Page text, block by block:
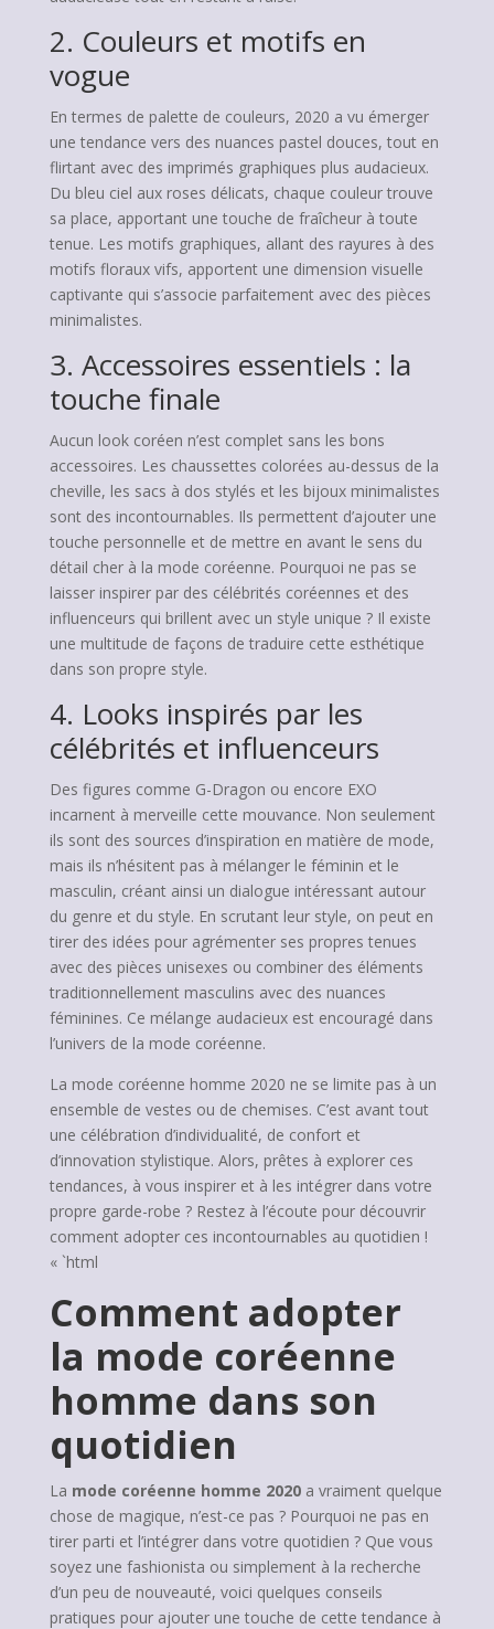
2. Couleurs et motifs en
vogue
En termes de palette de couleurs, 2020 a vu émerger
une tendance vers des nuances pastel douces, tout en
flirtant avec des imprimés graphiques plus audacieux.
Du bleu ciel aux roses délicats, chaque couleur trouve
sa place, apportant une touche de fraîcheur à toute
tenue. Les motifs graphiques, allant des rayures à des
motifs floraux vifs, apportent une dimension visuelle
captivante qui s’associe parfaitement avec des pièces
minimalistes.
3. Accessoires essentiels : la
touche finale
Aucun look coréen n’est complet sans les bons
accessoires. Les chaussettes colorées au-dessus de la
cheville, les sacs à dos stylés et les bijoux minimalistes
sont des incontournables. Ils permettent d’ajouter une
touche personnelle et de mettre en avant le sens du
détail cher à la mode coréenne. Pourquoi ne pas se
laisser inspirer par des célébrités coréennes et des
influenceurs qui brillent avec un style unique ? Il existe
une multitude de façons de traduire cette esthétique
dans son propre style.
4. Looks inspirés par les
célébrités et influenceurs
Des figures comme G-Dragon ou encore EXO
incarnent à merveille cette mouvance. Non seulement
ils sont des sources d’inspiration en matière de mode,
mais ils n’hésitent pas à mélanger le féminin et le
masculin, créant ainsi un dialogue intéressant autour
du genre et du style. En scrutant leur style, on peut en
tirer des idées pour agrémenter ses propres tenues
avec des pièces unisexes ou combiner des éléments
traditionnellement masculins avec des nuances
féminines. Ce mélange audacieux est encouragé dans
l’univers de la mode coréenne.
La mode coréenne homme 2020 ne se limite pas à un
ensemble de vestes ou de chemises. C’est avant tout
une célébration d’individualité, de confort et
d’innovation stylistique. Alors, prêtes à explorer ces
tendances, à vous inspirer et à les intégrer dans votre
propre garde-robe ? Restez à l’écoute pour découvrir
comment adopter ces incontournables au quotidien !
« `html
Comment adopter
la mode coréenne
homme dans son
quotidien
La mode coréenne homme 2020a vraiment quelque
chose de magique, n’est-ce pas ? Pourquoi ne pas en
tirer parti et l’intégrer dans votre quotidien ? Que vous
soyez une fashionista ou simplement à la recherche
d’un peu de nouveauté, voici quelques conseils
pratiques pour ajouter une touche de cette tendance à